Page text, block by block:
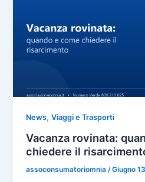
News,Viaggi e Trasporti
Vacanza rovinata:
chiedere il
assoconsumatoriomnia /Giugno